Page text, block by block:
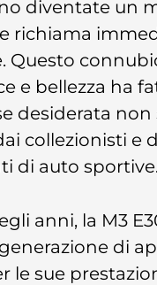
diventate un
richiama
Questo
e bellezza ha
desiderata
collezionisti e
di auto sportive.
anni, la M3
di
le sue